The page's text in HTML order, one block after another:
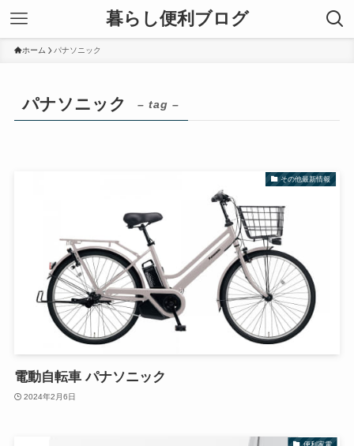
暮らし便利ブログ
ホーム パナソニック
パナソニック – tag –
その他最新情報
電動自転車 パナソニック
2024年2月6日
便利家電